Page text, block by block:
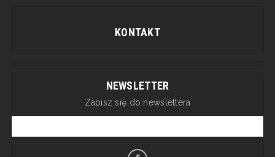
KONTAKT
NEWSLETTER
Zapisz się do newslettera